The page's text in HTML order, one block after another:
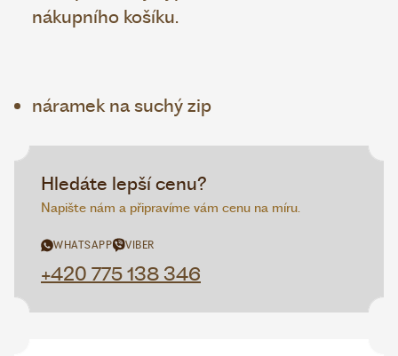
nákupního košíku.
náramek na suchý zip
Hledáte lepší cenu?
Napište nám a připravíme vám cenu na míru.
WHATSAPP VIBER
+420 775 138 346